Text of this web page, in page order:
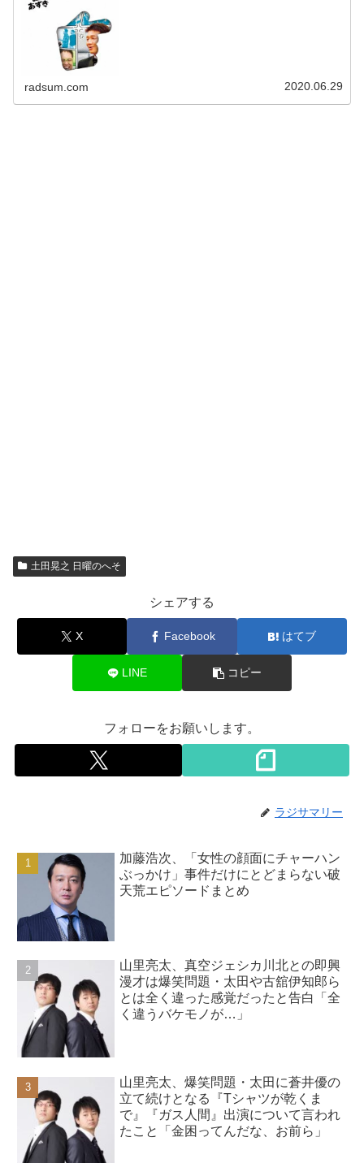
radsum.com 2020.06.29
土田晃之 日曜のへそ
シェアする
X Facebook はてブ
LINE コピー
フォローをお願いします。
ラジサマリー
加藤浩次、「女性の顔面にチャーハン
ぶっかけ」事件だけにとどまらない破
天荒エピソードまとめ
山里亮太、真空ジェシカ川北との即興
漫才は爆笑問題・太田や古舘伊知郎ら
とは全く違った感覚だったと告白「全
く違うバケモノが…」
山里亮太、爆笑問題・太田に蒼井優の
立て続けとなる『Tシャツが乾くま
で』『ガス人間』出演について言われ
たこと「金困ってんだな、お前ら」